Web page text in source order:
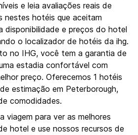
e leia avaliações reais de
nestes hotéis que aceitam
disponibilidade e preços do hotel
o localizador de hotéis da ihg.
no IHG, você tem a garantia de
estadia confortável com
preço. Oferecemos 1 hotéis
estimação em Peterborough,
comodidades.
viagem para ver as melhores
hotel e use nossos recursos de